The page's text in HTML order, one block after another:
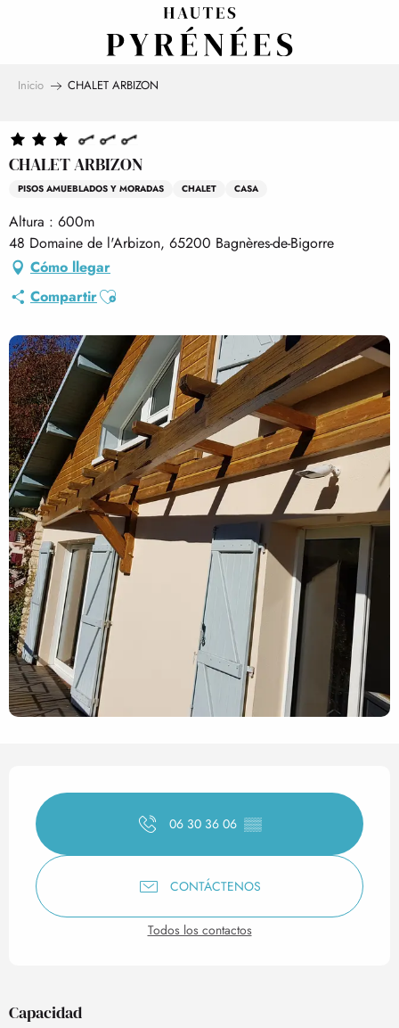
Inicio CHALET ARBIZON
CHALET ARBIZON
PISOS AMUEBLADOS Y MORADAS CHALET CASA
Altura : 600m
48 Domaine de l'Arbizon, 65200 Bagnères-de-Bigorre
Cómo llegar
CompartirAjouter aux favoris
Horarios y datos de
06 30 36 06 ▒▒
CONTÁCTENOS
Todos los contactos
Capacidad